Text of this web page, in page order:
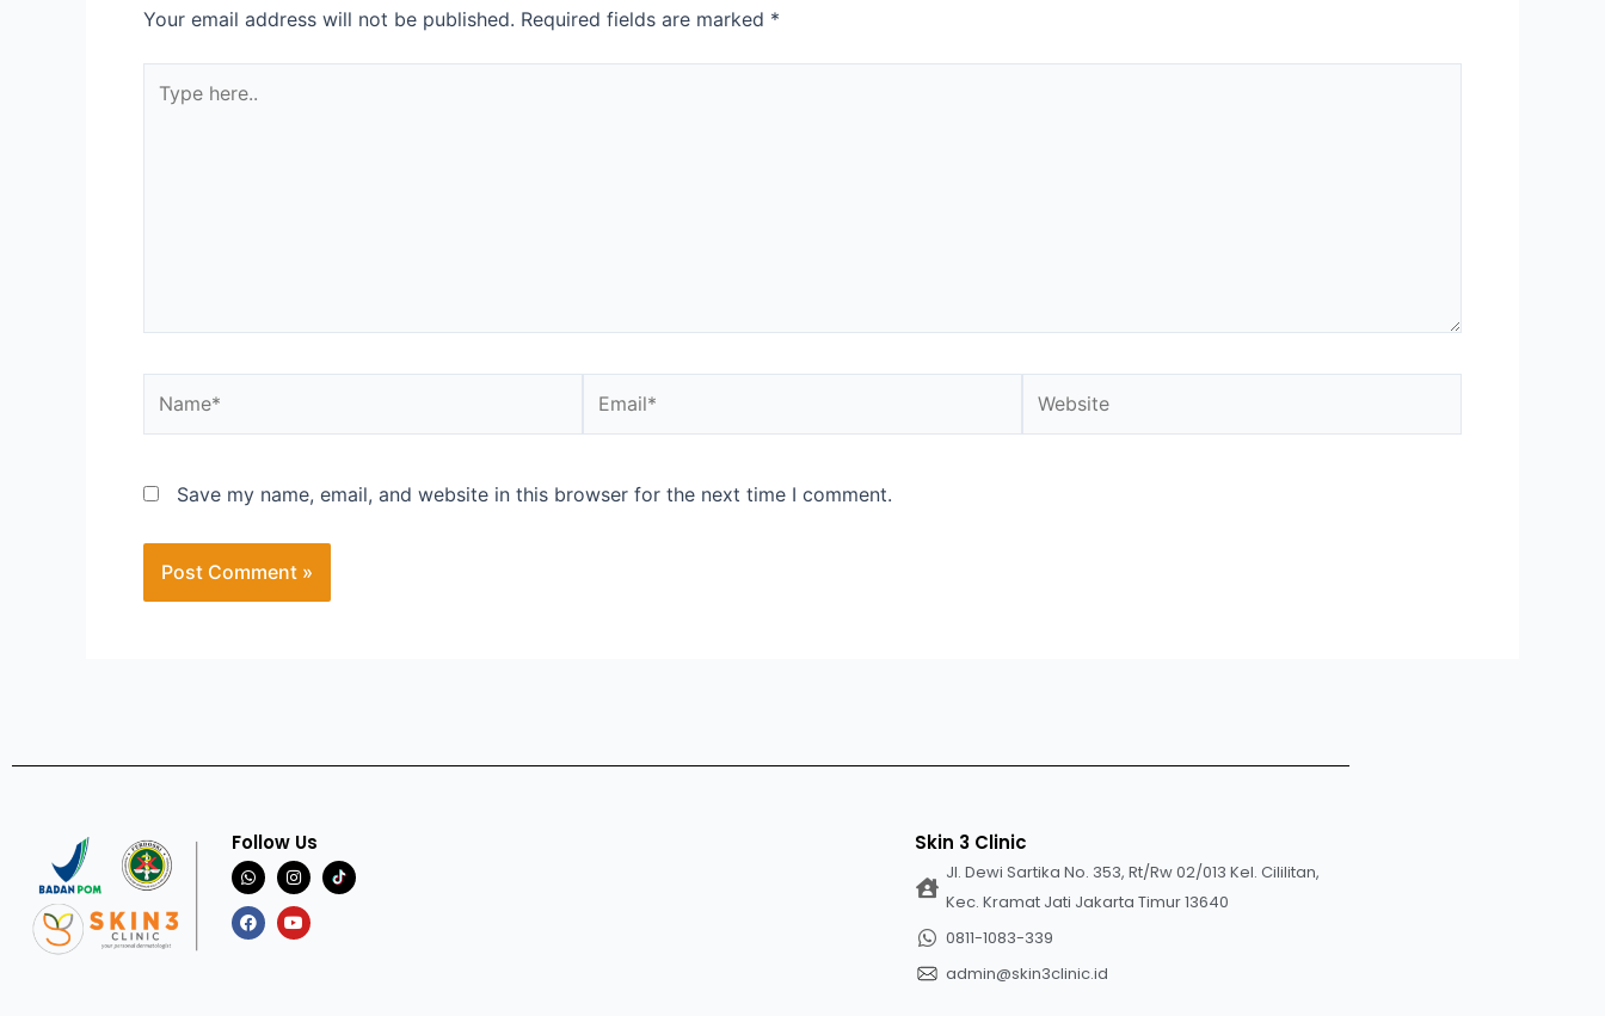
Your email address will not be published. Required fields are marked *
Save my name, email, and website in this browser for the next time I comment.
Follow Us Skin 3 Clinic
Jl. Dewi Sartika No. 353, Rt/Rw 02/013 Kel. Cililitan,
Kec. Kramat Jati Jakarta Timur 13640
0811-1083-339
admin@skin3clinic.id